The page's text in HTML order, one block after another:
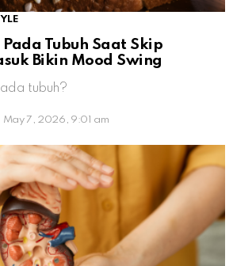
Tubuh Saat Skip
Bikin Mood Swing
tubuh?
May 7, 2026, 9:01 am